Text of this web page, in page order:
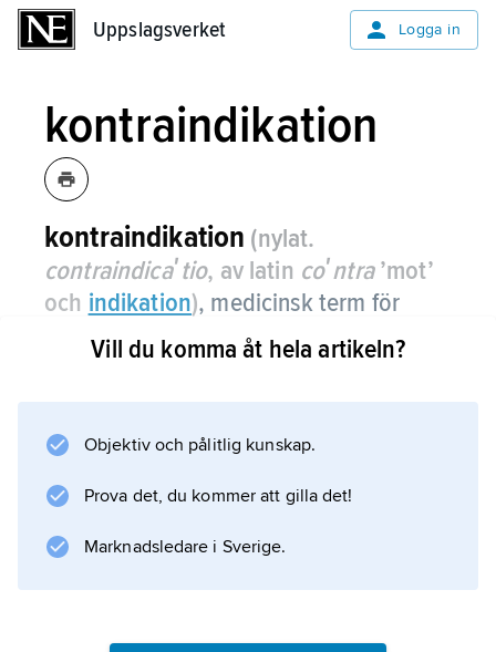
Uppslagsverket Logga in
kontraindikation
kontraindikation (nylat.
contraindicaʹtio, av latin coʹntra’mot’
och indikation), medicinsk term för
omständighet som utgör skäl eller
hinder mot att vidta en viss åtgärd.
indikation
Vill du komma åt hela artikeln?
Objektiv och pålitlig kunskap.
Prova det, du kommer att gilla det!
Marknadsledare i Sverige.